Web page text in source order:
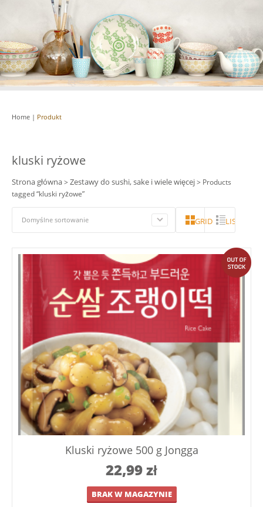
Home | Produkt
kluski ryżowe
Strona główna> Zestawy do sushi, sake i wiele więcej> Products
tagged “kluski ryżowe”
Domyślne sortowanie GRID LISTA
Kluski ryżowe 500 g Jongga
22,99zł
BRAK W MAGAZYNIE